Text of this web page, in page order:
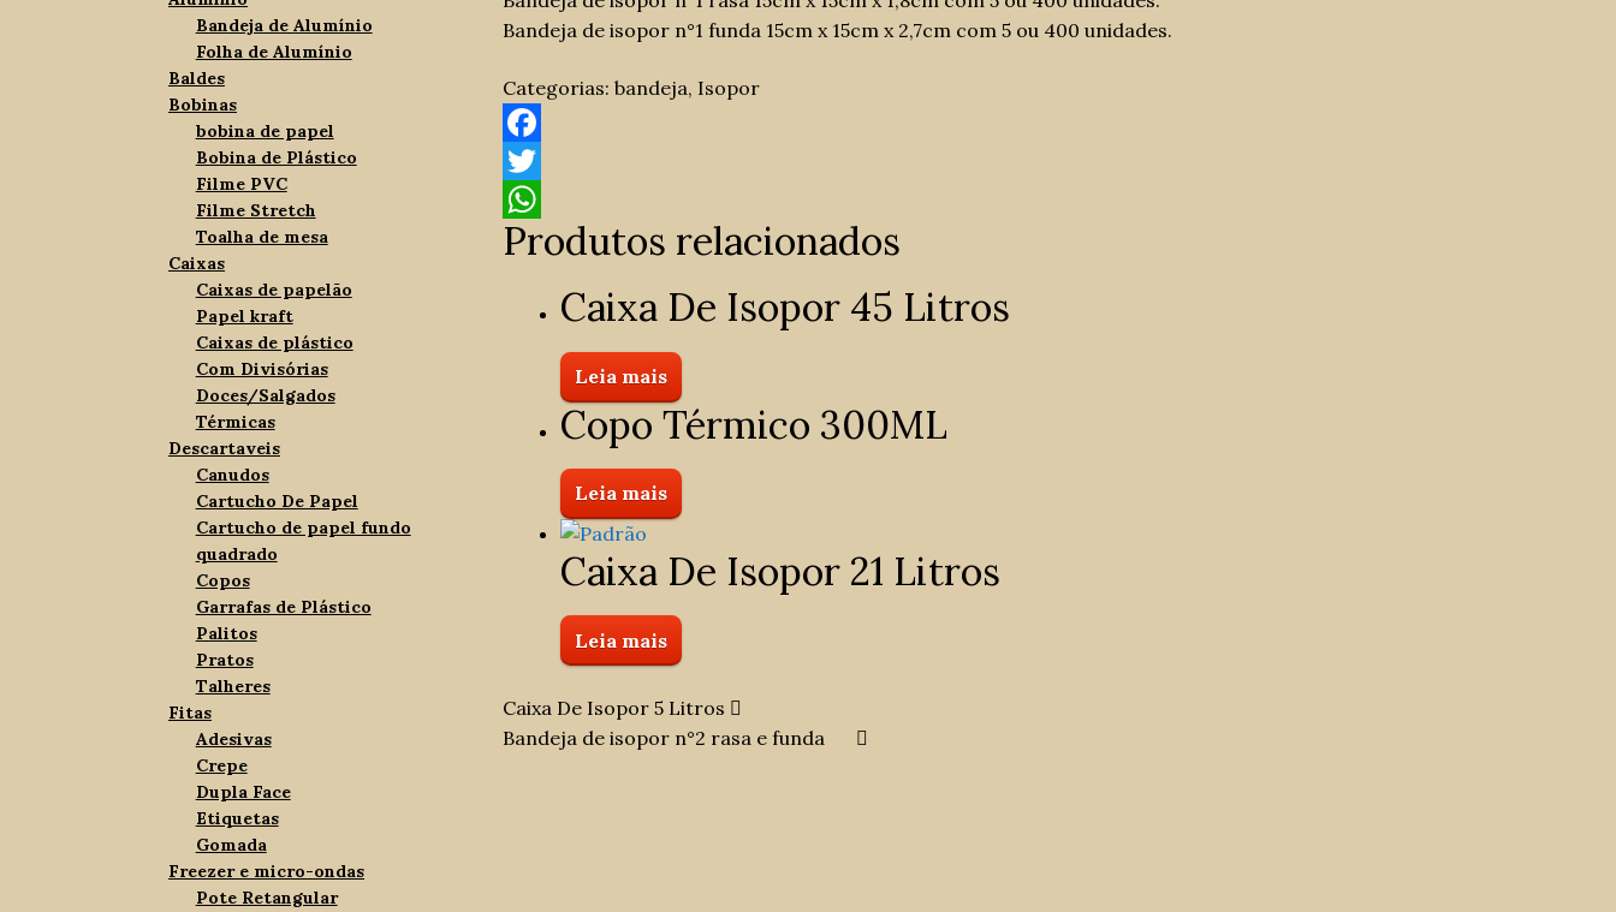
Bandeja de isopor n°1 funda 15cm x 15cm x 2,7cm com 5 ou 400 unidades.
Categorias: bandeja, Isopor
F
a
c
T
w
W
Produtos relacionados
Caixa De Isopor 45 Litros
Leia mais
Copo Térmico 300ML
Leia mais
Caixa De Isopor 21 Litros
Leia mais
Caixa De Isopor 5 Litros
Bandeja de isopor n°2 rasa e funda
Bandeja de Alumínio
Folha de Alumínio
Baldes
Bobinas
bobina de papel
Bobina de Plástico
Filme PVC
Filme Stretch
Toalha de mesa
Caixas
Caixas de papelão
Papel kraft
Caixas de plástico
Com Divisórias
Doces/Salgados
Térmicas
Descartaveis
Canudos
Cartucho De Papel
Cartucho de papel fundo
quadrado
Copos
Garrafas de Plástico
Palitos
Pratos
Talheres
Fitas
Adesivas
Crepe
Dupla Face
Etiquetas
Gomada
Freezer e micro-ondas
Pote Retangular